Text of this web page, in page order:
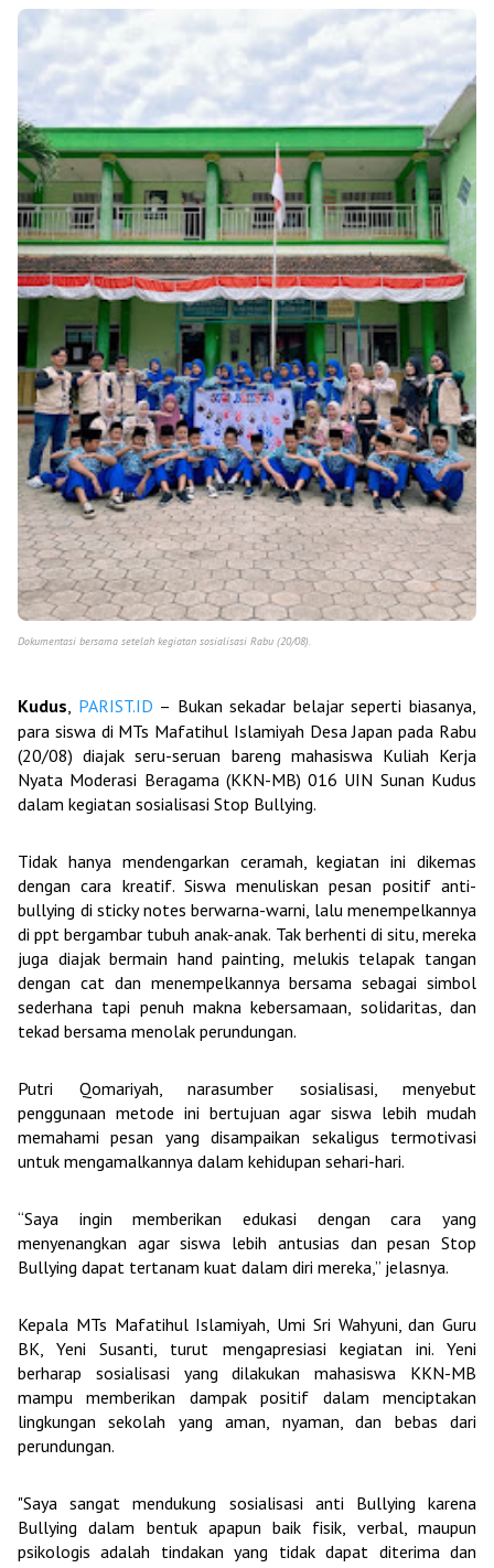
Dokumentasi bersama setelah kegiatan sosialisasi Rabu (20/08).
Kudus, PARIST.ID – Bukan sekadar belajar seperti biasanya,
para siswa di MTs Mafatihul Islamiyah Desa Japan pada Rabu
(20/08) diajak seru-seruan bareng mahasiswa Kuliah Kerja
Nyata Moderasi Beragama (KKN-MB) 016 UIN Sunan Kudus
dalam kegiatan sosialisasi Stop Bullying.
Tidak hanya mendengarkan ceramah, kegiatan ini dikemas
dengan cara kreatif. Siswa menuliskan pesan positif anti-
bullying di sticky notes berwarna-warni, lalu menempelkannya
di ppt bergambar tubuh anak-anak. Tak berhenti di situ, mereka
juga diajak bermain hand painting, melukis telapak tangan
dengan cat dan menempelkannya bersama sebagai simbol
sederhana tapi penuh makna kebersamaan, solidaritas, dan
tekad bersama menolak perundungan.
Putri Qomariyah, narasumber sosialisasi, menyebut
penggunaan metode ini bertujuan agar siswa lebih mudah
memahami pesan yang disampaikan sekaligus termotivasi
untuk mengamalkannya dalam kehidupan sehari-hari.
“Saya ingin memberikan edukasi dengan cara yang
menyenangkan agar siswa lebih antusias dan pesan Stop
Bullying dapat tertanam kuat dalam diri mereka,” jelasnya.
Kepala MTs Mafatihul Islamiyah, Umi Sri Wahyuni, dan Guru
BK, Yeni Susanti, turut mengapresiasi kegiatan ini. Yeni
berharap sosialisasi yang dilakukan mahasiswa KKN-MB
mampu memberikan dampak positif dalam menciptakan
lingkungan sekolah yang aman, nyaman, dan bebas dari
perundungan.
"Saya sangat mendukung sosialisasi anti Bullying karena
Bullying dalam bentuk apapun baik fisik, verbal, maupun
psikologis adalah tindakan yang tidak dapat diterima dan